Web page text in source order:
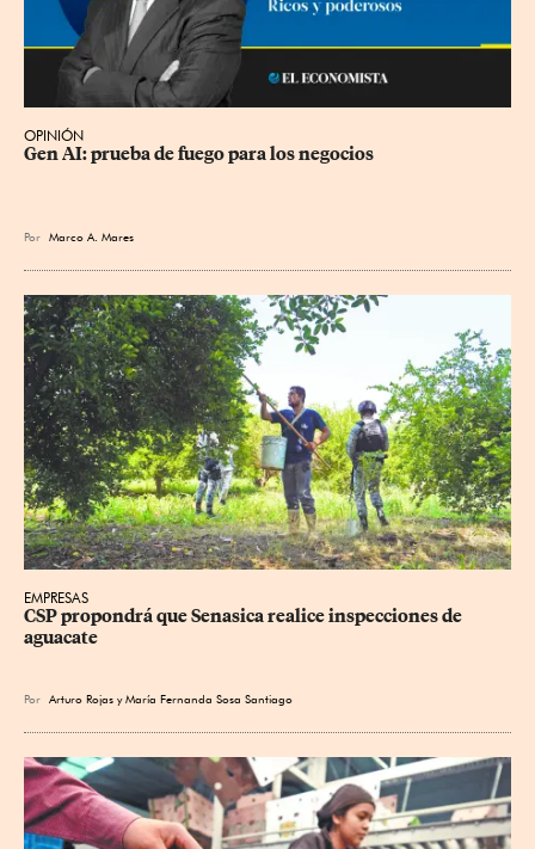
OPINIÓN
Gen AI: prueba de fuego para los negocios
Por Marco A. Mares
EMPRESAS
CSP propondrá que Senasica realice inspecciones de
aguacate
Por Arturo Rojas yMaría Fernanda Sosa Santiago